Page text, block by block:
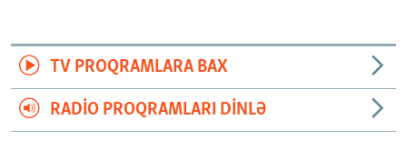
TV PROQRAMLARA BAX
RADIO PROQRAMLARI DINLƏ